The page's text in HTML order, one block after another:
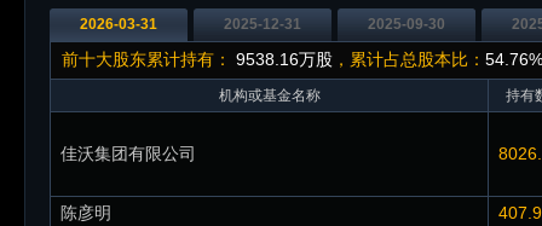
2026-03-31 2025-12-31 2025-09-30
前十大股东累计持有： 9538.16万股 ，累计占总股本比： 54.76%
机构或基金名称 持有
佳沃集团有限公司
陈彦明